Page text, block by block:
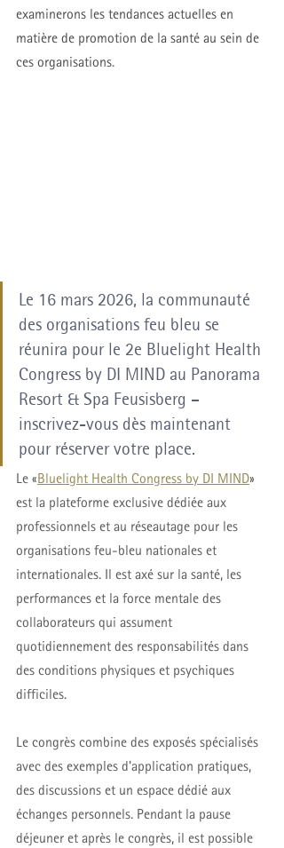
examinerons les tendances actuelles en
matière de promotion de la santé au sein de
ces organisations.
Le 16 mars 2026, la communauté
des organisations feu bleu se
réunira pour le 2e Bluelight Health
Congress by DI MIND au Panorama
Resort & Spa Feusisberg –
inscrivez-vous dès maintenant
pour réserver votre place.
Le «Bluelight Health Congress by DI MIND»
est la plateforme exclusive dédiée aux
professionnels et au réseautage pour les
organisations feu-bleu nationales et
internationales. Il est axé sur la santé, les
performances et la force mentale des
collaborateurs qui assument
quotidiennement des responsabilités dans
des conditions physiques et psychiques
difficiles.
Le congrès combine des exposés spécialisés
avec des exemples d'application pratiques,
des discussions et un espace dédié aux
échanges personnels. Pendant la pause
déjeuner et après le congrès, il est possible